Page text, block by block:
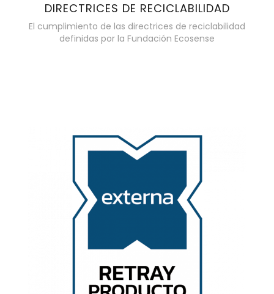
DIRECTRICES DE RECICLABILIDAD
El cumplimiento de las directrices de reciclabilidad
definidas por la Fundación Ecosense